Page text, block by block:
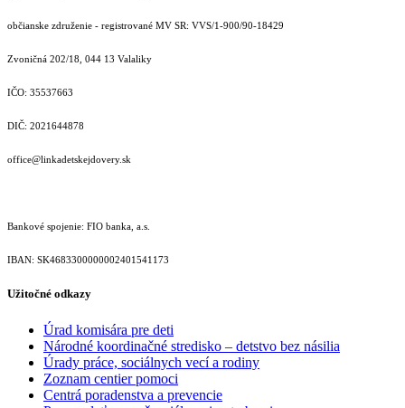
občianske združenie - registrované MV SR: VVS/1-900/90-18429
Zvoničná 202/18, 044 13 Valaliky
IČO: 35537663
DIČ: 2021644878
office@linkadetskejdovery.sk
Bankové spojenie: FIO banka, a.s.
IBAN: SK46833000000­02401541173
Užitočné odkazy
Úrad komisára pre deti
Národné koordinačné stredisko – detstvo bez násilia
Úrady práce, sociálnych vecí a rodiny
Zoznam centier pomoci
Centrá poradenstva a prevencie